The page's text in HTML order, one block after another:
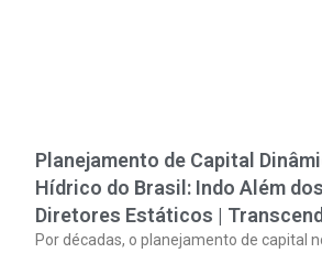
Planejamento de Capital
Hídrico do Brasil: Indo Além
Diretores Estáticos |
Por décadas, o planejamento de capital